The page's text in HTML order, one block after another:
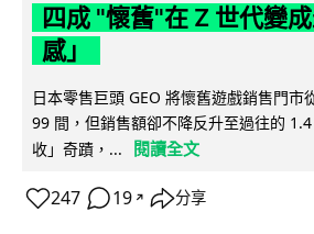
四成 "懷舊"在 Z 世代變
感」
日本零售巨頭 GEO 將懷舊遊戲銷售門市
99 間，但銷售額卻不降反升至過往的
收」奇蹟，...
閱讀全文
247 19 ↗ 分享